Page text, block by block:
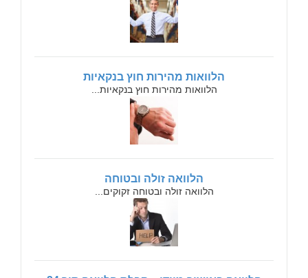
הלוואות מהירות חוץ בנקאיות
הלוואות מהירות חוץ בנקאיות...
הלוואה זולה ובטוחה
הלוואה זולה ובטוחה זקוקים...